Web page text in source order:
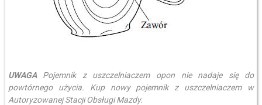
UWAGA Pojemnik z uszczelniaczem opon nie nadaje się do
powtórnego użycia. Kup nowy pojemnik z uszczelniaczem w
Autoryzowanej Stacji Obsługi Mazdy.